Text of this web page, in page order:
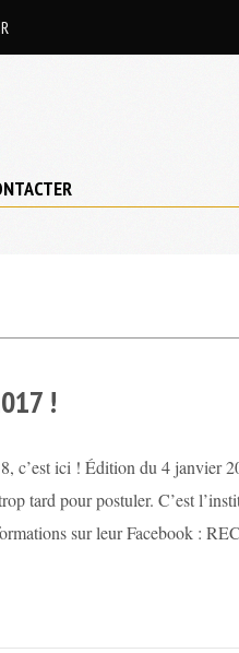
!
c’est ici ! Édition du 4 janvier
tard pour postuler. C’est
sur leur Facebook :